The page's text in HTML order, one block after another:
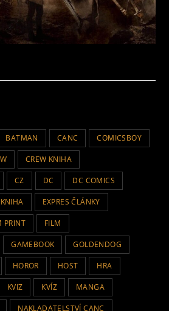
BATMAN CANC COMICSBOY
CREW KNIHA
CZ DC DC COMICS
EXPRES ČLÁNKY
PRINT FILM
GAMEBOOK GOLDENDOG
HOROR HOST HRA
KVIZ KVÍZ MANGA
NAKLADATELSTVÍ CANC